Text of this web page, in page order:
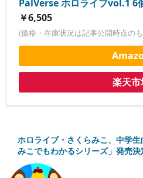
PalVerse ホロライブvol.1 6
￥6,505
(価格・在庫状況は記事公開時点の
楽天市
ホロライブ・さくらみこ、中学
みこでもわかるシリーズ」発売決